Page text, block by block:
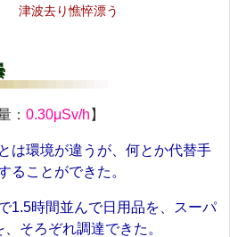
津波去り憔悴漂う
： 0.30μSv/h 】
は環境が違うが、何とか代替手
ることができた。
1.5時間並んで日用品を、スーパ
そろぞれ調達できた。